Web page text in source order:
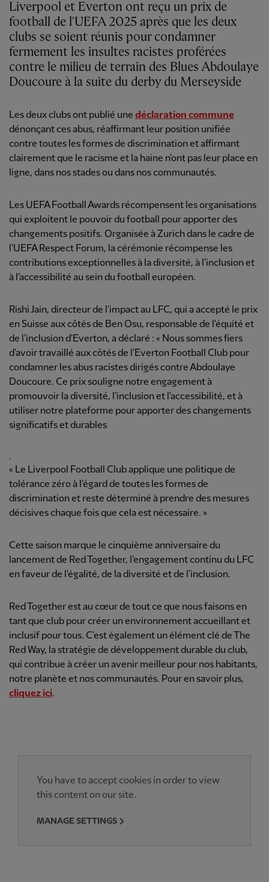
Liverpool et Everton ont reçu un prix de
football de l'UEFA 2025 après que les deux
clubs se soient réunis pour condamner
fermement les insultes racistes proférées
contre le milieu de terrain des Blues Abdoulaye
Doucoure à la suite du derby du Merseyside
Les deux clubs ont publié une déclaration commune
dénonçant ces abus, réaffirmant leur position unifiée
contre toutes les formes de discrimination et affirmant
clairement que le racisme et la haine n'ont pas leur place en
ligne, dans nos stades ou dans nos communautés.
Les UEFA Football Awards récompensent les organisations
qui exploitent le pouvoir du football pour apporter des
changements positifs. Organisée à Zurich dans le cadre de
l'UEFA Respect Forum, la cérémonie récompense les
contributions exceptionnelles à la diversité, à l'inclusion et
à l'accessibilité au sein du football européen.
Rishi Jain, directeur de l'impact au LFC, qui a accepté le prix
en Suisse aux côtés de Ben Osu, responsable de l'équité et
de l'inclusion d'Everton, a déclaré : « Nous sommes fiers
d'avoir travaillé aux côtés de l'Everton Football Club pour
condamner les abus racistes dirigés contre Abdoulaye
Doucoure. Ce prix souligne notre engagement à
promouvoir la diversité, l'inclusion et l'accessibilité, et à
utiliser notre plateforme pour apporter des changements
significatifs et durables
.
« Le Liverpool Football Club applique une politique de
tolérance zéro à l'égard de toutes les formes de
discrimination et reste déterminé à prendre des mesures
décisives chaque fois que cela est nécessaire. »
Cette saison marque le cinquième anniversaire du
lancement de Red Together, l'engagement continu du LFC
en faveur de l'égalité, de la diversité et de l'inclusion.
Red Together est au cœur de tout ce que nous faisons en
tant que club pour créer un environnement accueillant et
inclusif pour tous. C'est également un élément clé de The
Red Way, la stratégie de développement durable du club,
qui contribue à créer un avenir meilleur pour nos habitants,
notre planète et nos communautés. Pour en savoir plus,
cliquez ici.
You have to accept cookies in order to view
this content on our site.
MANAGE SETTINGS